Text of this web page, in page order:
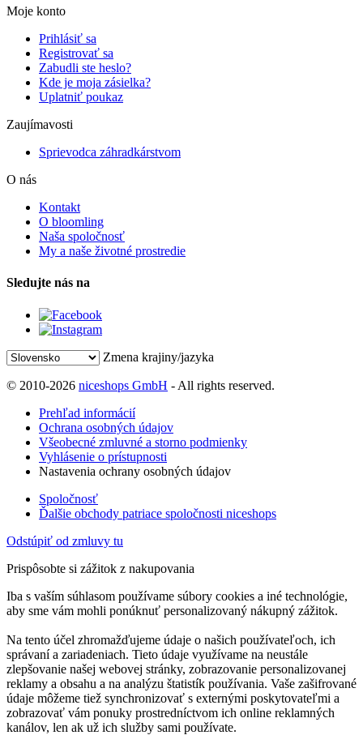
Moje konto
Prihlásiť sa
Registrovať sa
Zabudli ste heslo?
Kde je moja zásielka?
Uplatniť poukaz
Zaujímavosti
Sprievodca záhradkárstvom
O nás
Kontakt
O bloomling
Naša spoločnosť
My a naše životné prostredie
Sledujte nás na
Zmena krajiny/jazyka
© 2010-2026 niceshops GmbH - All rights reserved.
Prehľad informácií
Ochrana osobných údajov
Všeobecné zmluvné a storno podmienky
Vyhlásenie o prístupnosti
Nastavenia ochrany osobných údajov
Spoločnosť
Ďalšie obchody patriace spoločnosti niceshops
Odstúpiť od zmluvy tu
Prispôsobte si zážitok z nakupovania
Iba s vaším súhlasom používame súbory cookies a iné technológie,
aby sme vám mohli ponúknuť personalizovaný nákupný zážitok.
Na tento účel zhromažďujeme údaje o našich používateľoch, ich
správaní a zariadeniach. Tieto údaje využívame na neustále
zlepšovanie našej webovej stránky, zobrazovanie personalizovanej
reklamy a obsahu a na analýzu štatistík používania. Vaše zašifrované
údaje môžeme tiež synchronizovať s externými poskytovateľmi a
zobrazovať vám ponuky prostredníctvom ich online reklamných
kanálov, len ak už ich služby sami používate.